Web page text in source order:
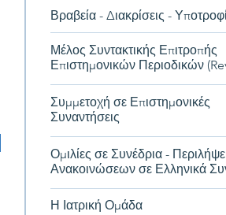
Βραβεία - Διακρίσεις -
Μέλος Συντακτικής Επιτροπής
Επιστημονικών Περιοδικών
Συμμετοχή σε Επιστημονικές
Συναντήσεις
Ομιλίες σε Συνέδρια -
Ανακοινώσεων σε Ελληνικά
Η Ιατρική Ομάδα